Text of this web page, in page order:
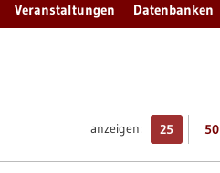
Veranstaltungen Datenbanken
anzeigen: 25 50